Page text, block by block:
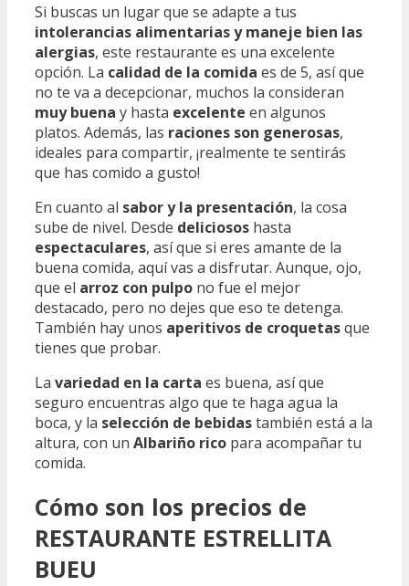
Si buscas un lugar que se adapte a tus
intolerancias alimentarias y maneje bien las
alergias, este restaurante es una excelente
opción. La calidad de la comida es de 5, así que
no te va a decepcionar, muchos la consideran
muy buena y hasta excelente en algunos
platos. Además, las raciones son generosas,
ideales para compartir, ¡realmente te sentirás
que has comido a gusto!
En cuanto al sabor y la presentación, la cosa
sube de nivel. Desde deliciosos hasta
espectaculares, así que si eres amante de la
buena comida, aquí vas a disfrutar. Aunque, ojo,
que el arroz con pulpo no fue el mejor
destacado, pero no dejes que eso te detenga.
También hay unos aperitivos de croquetasque
tienes que probar.
La variedad en la carta es buena, así que
seguro encuentras algo que te haga agua la
boca, y la selección de bebidastambién está a la
altura, con un Albariño rico para acompañar tu
comida.
Cómo son los precios de
RESTAURANTE ESTRELLITA
BUEU